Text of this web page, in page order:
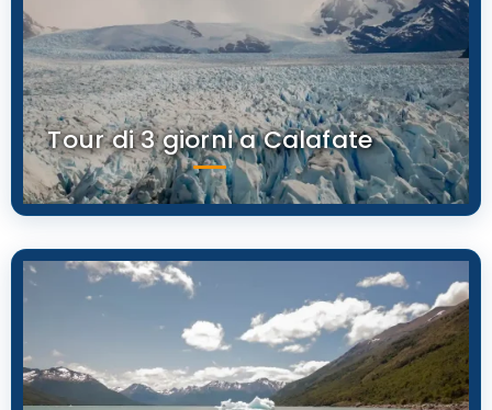
Tour di 3 giorni a Calafate